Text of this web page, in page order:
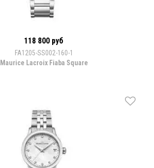
118 800 руб
FA1205-SS002-160-1
Maurice Lacroix Fiaba Square